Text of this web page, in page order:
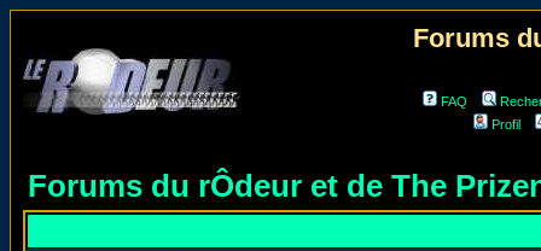
Forums
FAQ
Profil
Forums du rÔdeur et de The